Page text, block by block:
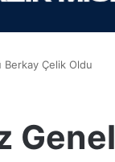
Çelik Oldu
Genel